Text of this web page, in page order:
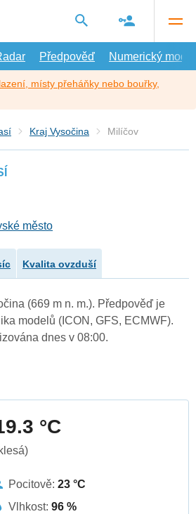
Předpověď Numerický model
místy přeháňky nebo bouřky,
Kraj Vysočina Milíčov
město
Kvalita ovzduší
(669 m n. m.). Předpověď je
modelů (ICON, GFS, ECMWF).
dnes v 08:00.
°C
Pocitově: 23 °C
Vlhkost: 96 %